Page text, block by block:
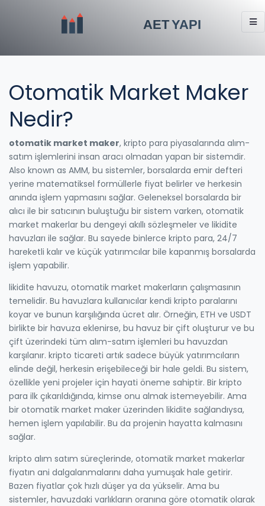
Otomatik Market Maker
Nedir?
otomatik market maker, kripto para piyasalarında alım-
satım işlemlerini insan aracı olmadan yapan bir sistemdir.
Also known as AMM, bu sistemler, borsalarda emir defteri
yerine matematiksel formüllerle fiyat belirler ve herkesin
anında işlem yapmasını sağlar. Geleneksel borsalarda bir
alıcı ile bir satıcının buluştuğu bir sistem varken, otomatik
market makerlar bu dengeyi akıllı sözleşmeler ve likidite
havuzları ile sağlar. Bu sayede binlerce kripto para, 24/7
hareketli kalır ve küçük yatırımcılar bile kapanmış borsalarda
işlem yapabilir.
likidite havuzu, otomatik market makerların çalışmasının
temelidir. Bu havuzlara kullanıcılar kendi kripto paralarını
koyar ve bunun karşılığında ücret alır. Örneğin, ETH ve USDT
birlikte bir havuza eklenirse, bu havuz bir çift oluşturur ve bu
çift üzerindeki tüm alım-satım işlemleri bu havuzdan
karşılanır. kripto ticareti artık sadece büyük yatırımcıların
elinde değil, herkesin erişebileceği bir hale geldi. Bu sistem,
özellikle yeni projeler için hayati öneme sahiptir. Bir kripto
para ilk çıkarıldığında, kimse onu almak istemeyebilir. Ama
bir otomatik market maker üzerinden likidite sağlandıysa,
hemen işlem yapılabilir. Bu da projenin hayatta kalmasını
sağlar.
kripto alım satım süreçlerinde, otomatik market makerlar
fiyatın ani dalgalanmalarını daha yumuşak hale getirir.
Bazen fiyatlar çok hızlı düşer ya da yükselir. Ama bu
sistemler, havuzdaki varlıkların oranına göre otomatik olarak